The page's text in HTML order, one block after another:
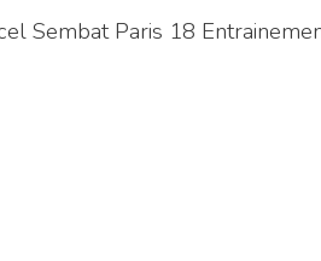
Sembat Paris 18